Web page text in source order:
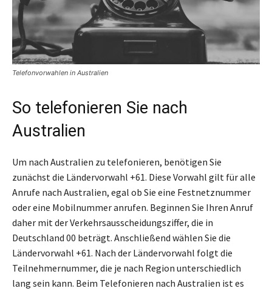
Telefonvorwahlen in Australien
So telefonieren Sie nach
Australien
Um nach Australien zu telefonieren, benötigen Sie
zunächst die Ländervorwahl +61. Diese Vorwahl gilt für alle
Anrufe nach Australien, egal ob Sie eine Festnetznummer
oder eine Mobilnummer anrufen. Beginnen Sie Ihren Anruf
daher mit der Verkehrsausscheidungsziffer, die in
Deutschland 00 beträgt. Anschließend wählen Sie die
Ländervorwahl +61. Nach der Ländervorwahl folgt die
Teilnehmernummer, die je nach Region unterschiedlich
lang sein kann. Beim Telefonieren nach Australien ist es